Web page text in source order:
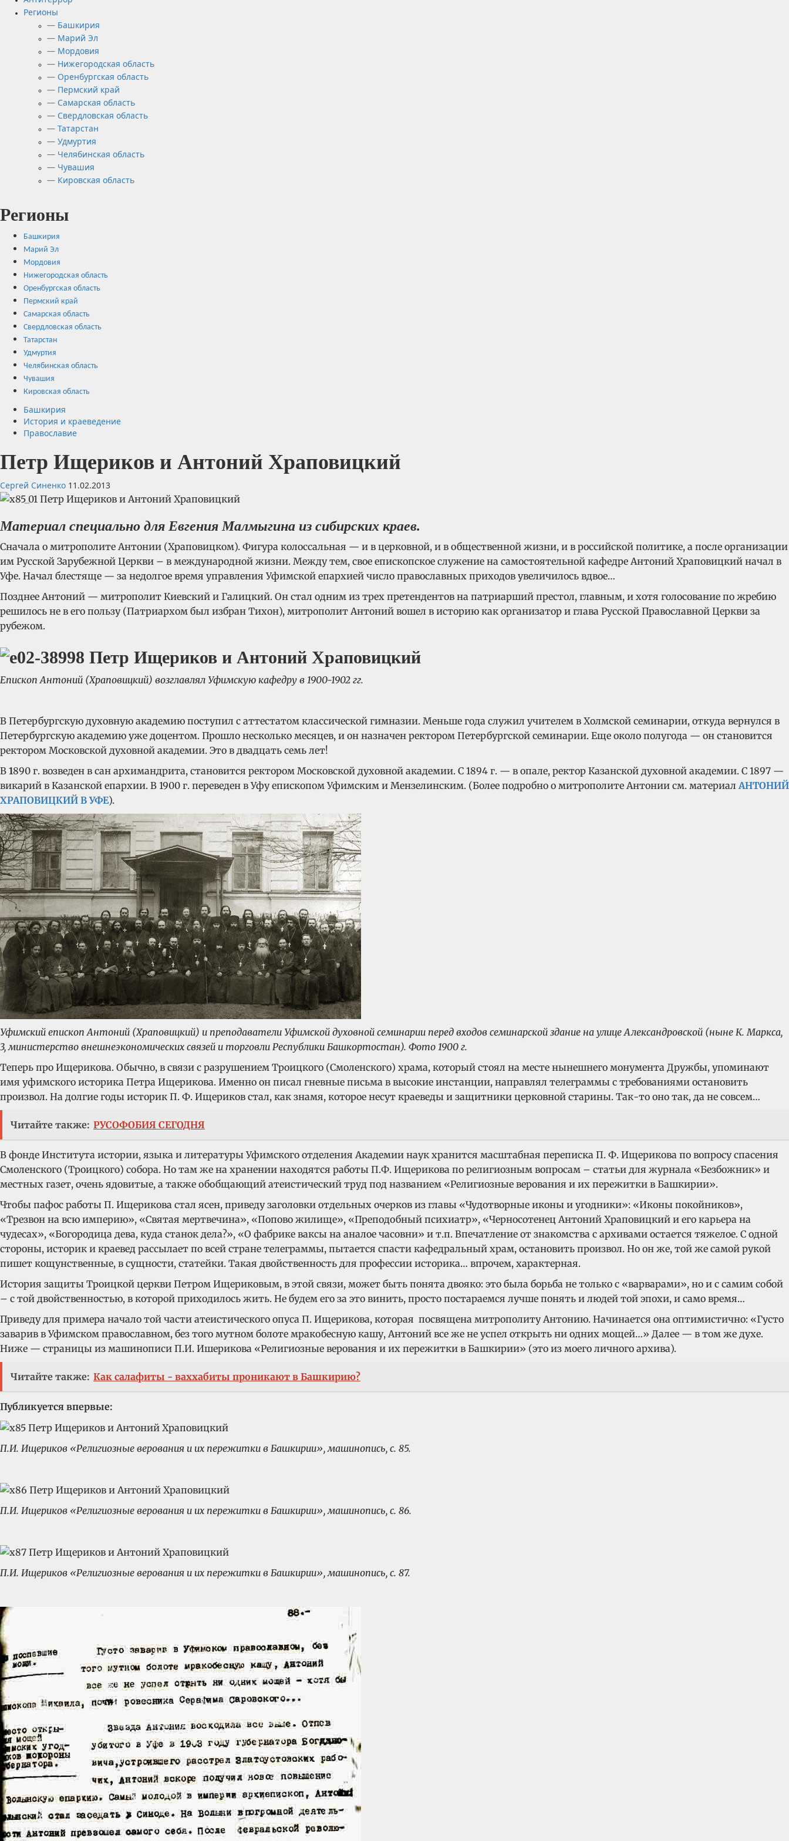
Регионы
— Башкирия
— Марий Эл
— Мордовия
— Нижегородская область
— Оренбургская область
— Пермский край
— Самарская область
— Свердловская область
— Татарстан
— Удмуртия
— Челябинская область
— Чувашия
— Кировская область
Регионы
Башкирия
Марий Эл
Мордовия
Нижегородская область
Оренбургская область
Пермский край
Самарская область
Свердловская область
Татарстан
Удмуртия
Челябинская область
Чувашия
Кировская область
Башкирия
История и краеведение
Православие
Петр Ищериков и Антоний Храповицкий
Сергей Синенко 11.02.2013
Материал специально для Евгения Малмыгина из сибирских краев.
Сначала о митрополите Антонии (Храповицком). Фигура колоссальная — и в церковной, и в общественной жизни, и в российской политике, а после организации
им Русской Зарубежной Церкви – в международной жизни. Между тем, свое епископское служение на самостоятельной кафедре Антоний Храповицкий начал в
Уфе. Начал блестяще — за недолгое время управления Уфимской епархией число православных приходов увеличилось вдвое…
Позднее Антоний — митрополит Киевский и Галицкий. Он стал одним из трех претендентов на патриарший престол, главным, и хотя голосование по жребию
решилось не в его пользу (Патриархом был избран Тихон), митрополит Антоний вошел в историю как организатор и глава Русской Православной Церкви за
рубежом.
Епископ Антоний (Храповицкий) возглавлял Уфимскую кафедру в 1900-1902 гг.
В Петербургскую духовную академию поступил с аттестатом классической гимназии. Меньше года служил учителем в Холмской семинарии, откуда вернулся в
Петербургскую академию уже доцентом. Прошло несколько месяцев, и он назначен ректором Петербургской семинарии. Еще около полугода — он становится
ректором Московской духовной академии. Это в двадцать семь лет!
В 1890 г. возведен в сан архимандрита, становится ректором Московской духовной академии. С 1894 г. — в опале, ректор Казанской духовной академии. С 1897 —
викарий в Казанской епархии. В 1900 г. переведен в Уфу епископом Уфимским и Мензелинским. (Более подробно о митрополите Антонии см. материал АНТОНИЙ
ХРАПОВИЦКИЙ В УФЕ).
Уфимский епископ Антоний (Храповицкий) и преподаватели Уфимской духовной семинарии перед входов семинарской здание на улице Александровской (ныне К. Маркса,
3, министерство внешнеэкономических связей и торговли Республики Башкортостан). Фото 1900 г.
Теперь про Ищерикова. Обычно, в связи с разрушением Троицкого (Смоленского) храма, который стоял на месте нынешнего монумента Дружбы, упоминают
имя уфимского историка Петра Ищерикова. Именно он писал гневные письма в высокие инстанции, направлял телеграммы с требованиями остановить
произвол. На долгие годы историк П. Ф. Ищериков стал, как знамя, которое несут краеведы и защитники церковной старины. Так-то оно так, да не совсем…
Читайте также: РУСОФОБИЯ СЕГОДНЯ
В фонде Института истории, языка и литературы Уфимского отделения Академии наук хранится масштабная переписка П. Ф. Ищерикова по вопросу спасения
Смоленского (Троицкого) собора. Но там же на хранении находятся работы П.Ф. Ищерикова по религиозным вопросам – статьи для журнала «Безбожник» и
местных газет, очень ядовитые, а также обобщающий атеистический труд под названием «Религиозные верования и их пережитки в Башкирии».
Чтобы пафос работы П. Ищерикова стал ясен, приведу заголовки отдельных очерков из главы «Чудотворные иконы и угодники»: «Иконы покойников»,
«Трезвон на всю империю», «Святая мертвечина», «Попово жилище», «Преподобный психиатр», «Черносотенец Антоний Храповицкий и его карьера на
чудесах», «Богородица дева, куда станок дела?», «О фабрике ваксы на аналое часовни» и т.п. Впечатление от знакомства с архивами остается тяжелое. С одной
стороны, историк и краевед рассылает по всей стране телеграммы, пытается спасти кафедральный храм, остановить произвол. Но он же, той же самой рукой
пишет кощунственные, в сущности, статейки. Такая двойственность для профессии историка… впрочем, характерная.
История защиты Троицкой церкви Петром Ищериковым, в этой связи, может быть понята двояко: это была борьба не только с «варварами», но и с самим собой
– с той двойственностью, в которой приходилось жить. Не будем его за это винить, просто постараемся лучше понять и людей той эпохи, и само время…
Приведу для примера начало той части атеистического опуса П. Ищерикова, которая посвящена митрополиту Антонию. Начинается она оптимистично: «Густо
заварив в Уфимском православном, без того мутном болоте мракобесную кашу, Антоний все же не успел открыть ни одних мощей…» Далее — в том же духе.
Ниже — страницы из машинописи П.И. Ишерикова «Религиозные верования и их пережитки в Башкирии» (это из моего личного архива).
Читайте также: Как салафиты - ваххабиты проникают в Башкирию?
Публикуется впервые:
П.И. Ищериков «Религиозные верования и их пережитки в Башкирии», машинопись, с. 85.
П.И. Ищериков «Религиозные верования и их пережитки в Башкирии», машинопись, с. 86.
П.И. Ищериков «Религиозные верования и их пережитки в Башкирии», машинопись, с. 87.